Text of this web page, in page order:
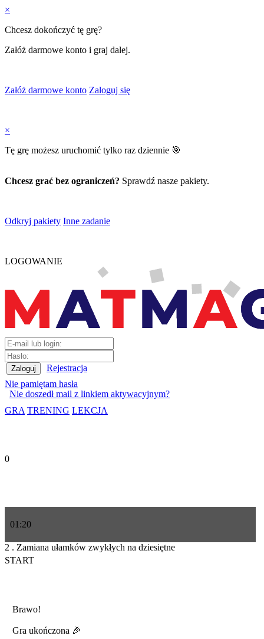
×
Chcesz dokończyć tę grę?
Załóż darmowe konto i graj dalej.
Załóż darmowe konto Zaloguj się
×
Tę grę możesz uruchomić tylko raz dziennie 🎯
Chcesz grać bez ograniczeń? Sprawdź nasze pakiety.
Odkryj pakiety Inne zadanie
LOGOWANIE
Rejestracja
Nie pamiętam hasła
Nie doszedł mail z linkiem aktywacyjnym?
GRA TRENING LEKCJA
0
01 :20
2 . Zamiana ułamków zwykłych na dziesiętne
START
Brawo!
Gra ukończona 🎉